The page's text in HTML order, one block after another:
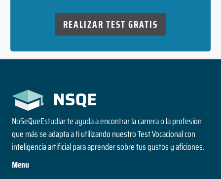
REALIZAR TEST GRATIS
NoSeQueEstudiar te ayuda a encontrar la carrera o la profesion
que más se adapta a ti utilizando nuestro Test Vocacional con
inteligencia artificial para aprender sobre tus gustos y aficiones.
Menu